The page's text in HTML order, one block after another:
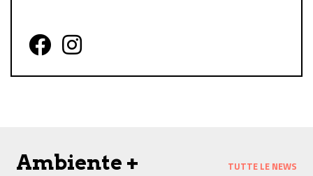
Follow us on Facebook
Follow us on Instagram
Ambiente + TUTTE LE NEWS